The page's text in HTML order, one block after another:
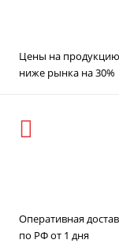
Цены на продукцию
ниже рынка на 30%
Оперативная
по РФ от 1 дня